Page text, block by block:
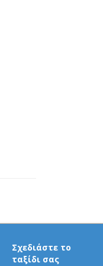
Σχεδιάστε το
ταξίδι σας